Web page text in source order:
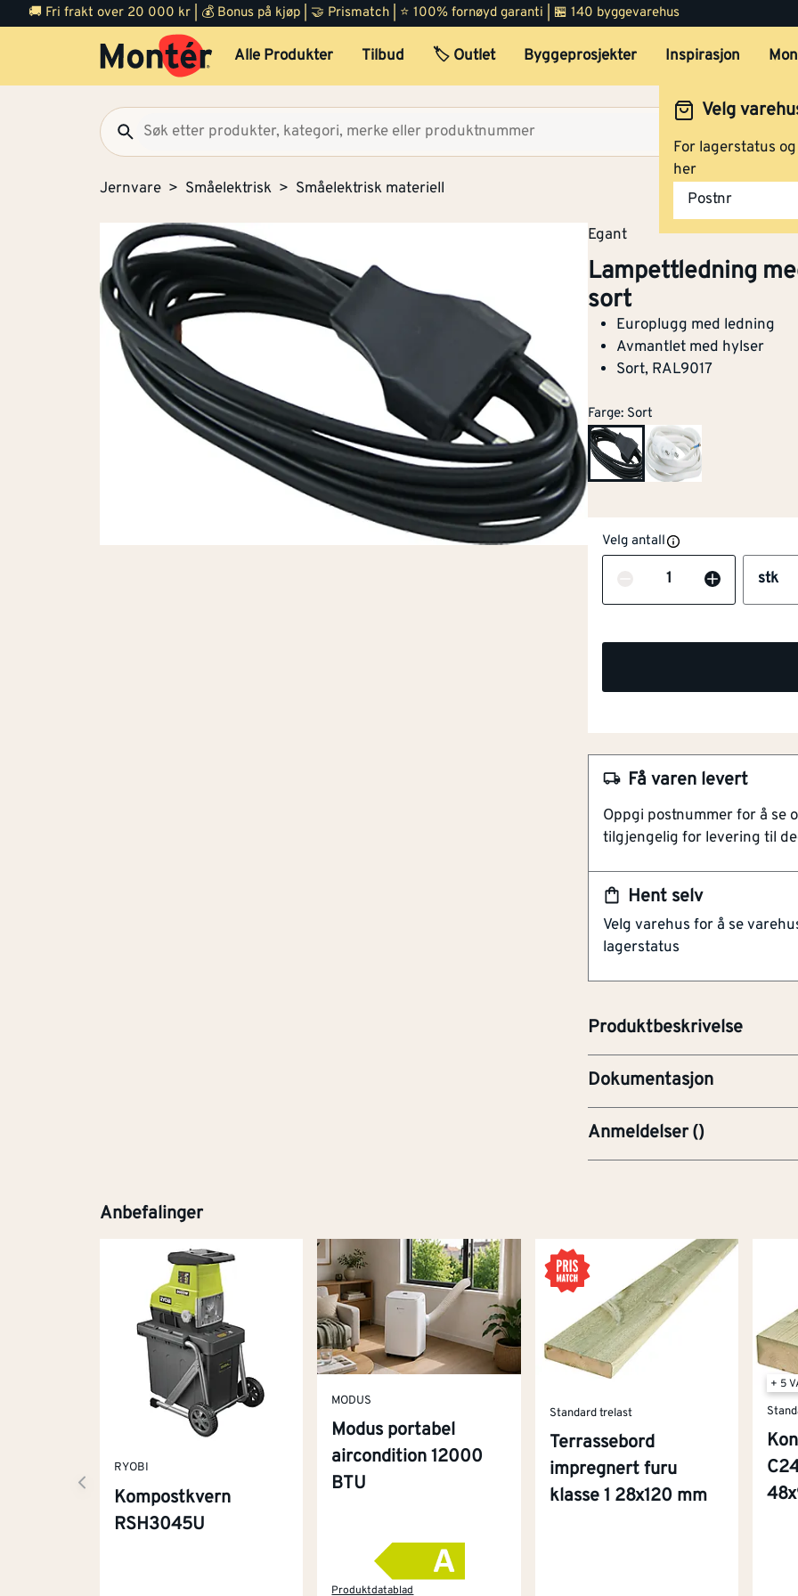
🚚 Fri frakt over 20 000 kr | 💰 Bonus på kjøp | 🤝 Prismatch | ⭐ 100% fornøyd garanti | 🏪 140 byggevarehus
Alle Produkter Tilbud 🏷️ Outlet Byggeprosjekter Inspirasjon
Velg
For lagerstatus
her
Postnr
Jernvare Småelektrisk Småelektrisk materiell
Egant
Lampettledning
sort
Europlugg med ledning
Avmantlet med hylser
Sort, RAL9017
Farge: Sort
Velg antall
Antall stk
Hent selv
Velg varehus for å se
lagerstatus
Få varen levert
Oppgi postnummer for å se
tilgjengelig for levering til
Produktbeskrivelse
Europlugg med ledning
Sort, RAL9017
Fleksibel lampettledning med
lederdimensjon 2 x 0,75
Dokumentasjon
FDV-Forvaltning, drift og
Anmeldelser()
Anbefalinger
RYOBI
Kompostkvern
RSH3045U
MODUS
Modus portabel
aircondition 12000
BTU
Produktdatablad
Standard trelast
Terrassebord
impregnert furu
klasse 1 28x120 mm
+ 5